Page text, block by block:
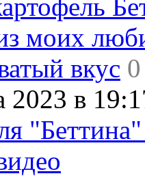
моих
вкус 0
2023 в